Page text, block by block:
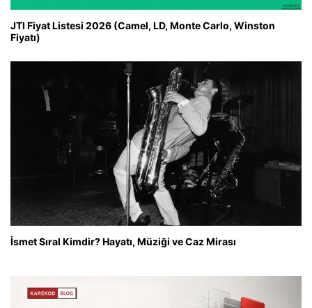
JTI Fiyat Listesi 2026 (Camel, LD, Monte Carlo, Winston
Fiyatı)
İsmet Sıral Kimdir? Hayatı, Müziği ve Caz Mirası